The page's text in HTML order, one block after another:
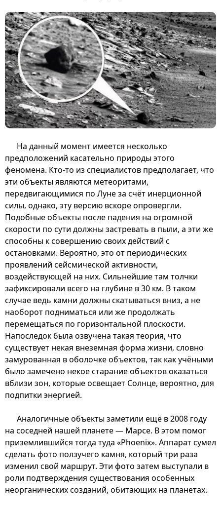
На данный момент имеется несколько
предположений касательно природы этого
феномена. Кто-то из специалистов предполагает, что
эти объекты являются метеоритами,
передвигающимися по Луне за счёт инерционной
силы, однако, эту версию вскоре опровергли.
Подобные объекты после падения на огромной
скорости по сути должны застревать в пыли, а эти же
способны к совершению своих действий с
остановками. Вероятно, это от периодических
проявлений сейсмической активности,
воздействующей на них. Сильнейшие там толчки
зафиксировали всего на глубине в 30 км. В таком
случае ведь камни должны скатываться вниз, а не
наоборот подниматься или же продолжать
перемещаться по горизонтальной плоскости.
Напоследок была озвучена такая теория, что
существует некая внеземная форма жизни, словно
замурованная в оболочке объектов, так как учёными
было замечено некое старание объектов оказаться
вблизи зон, которые освещает Солнце, вероятно, для
подпитки энергией.
Аналогичные объекты заметили ещё в 2008 году
на соседней нашей планете — Марсе. В этом помог
приземлившийся тогда туда «Phoenix». Аппарат сумел
сделать фото ползучего камня, который три раза
изменил свой маршрут. Эти фото затем выступали в
роли подтверждения существования особенных
неорганических созданий, обитающих на планетах.